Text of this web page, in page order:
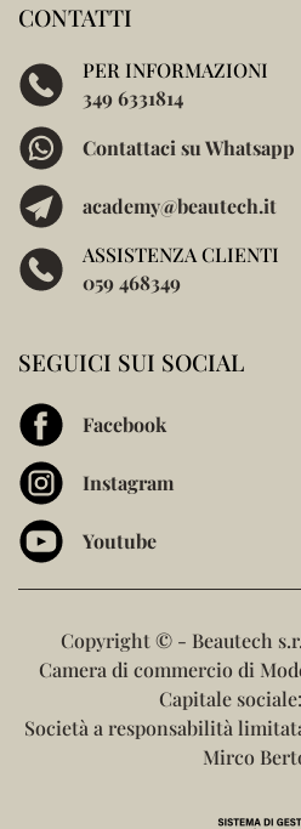
CONTATTI
PER INFORMAZIONI
349 6331814
Contattaci su Whatsapp
academy@beautech.it
ASSISTENZA CLIENTI
059 468349
SEGUICI SUI SOCIAL
Facebook
Instagram
Youtube
Copyright © - Beautech
Camera di commercio di
Capitale
Società a responsabilità
Mirco